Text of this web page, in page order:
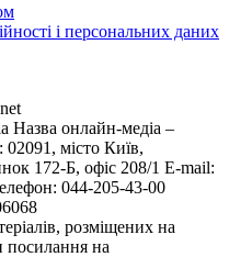
і персональних даних
Назва онлайн-медіа –
місто Київ,
172-Б, офіс 208/1 E-mail:
044-205-43-00
розміщених на
посилання на